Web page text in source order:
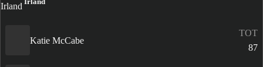
Katie McCabe
TOT
87